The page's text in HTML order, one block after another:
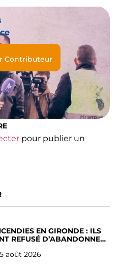
Contributeur
pour publier un
EN GIRONDE : ILS
REFUSÉ D’ABANDONNER
août 2026